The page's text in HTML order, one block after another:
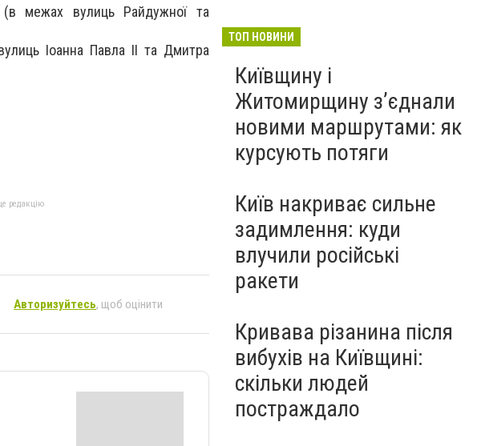
(в межах вулиць Райдужної та
Іоанна Павла II та Дмитра
редакцію
Авторизуйтесь, щоб оцінити
ТОП НОВИНИ
Київщину і
Житомирщину з’єднали
новими маршрутами: як
курсують потяги
Київ накриває сильне
задимлення: куди
влучили російські
ракети
Кривава різанина після
вибухів на Київщині:
скільки людей
постраждало